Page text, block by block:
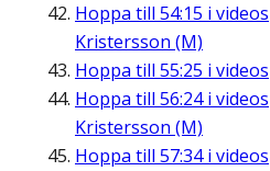
Hoppa till 54:15 i
Kristersson (M)
Hoppa till 55:25 i
Hoppa till 56:24i
Kristersson (M)
Hoppa till 57:34i